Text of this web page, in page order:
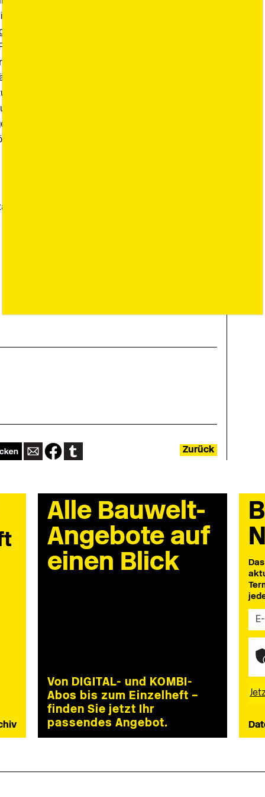
Zwischenkriegsmoderne denken lassen. Das
hebt es sich in seiner Machart ab. Das
mit ihren Holzrahmen liegen nicht in der
der Sockel aus Klinkern verschwindet nicht
die Putzober- fläche
als die der Nachbarhäuser. Tatsächlich ist das
aus Porenbeton – ein Statement wider die
der Gegenwart. Ein Blick ins Innere war,
Brenner Krohm und Partner, Berlin
Zurück
Alle Bauwelt-
Angebote auf
einen Blick
Von DIGITAL- und KOMBI-
Abos bis zum Einzelheft –
finden Sie jetzt Ihr
passendes Angebot.